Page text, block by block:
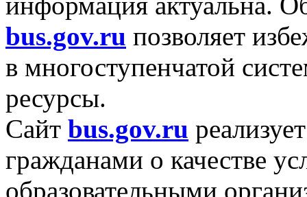
bus.gov.ru позволяет
в многоступенчатой
ресурсы.
Сайт bus.gov.ru
гражданами о качестве
образовательными